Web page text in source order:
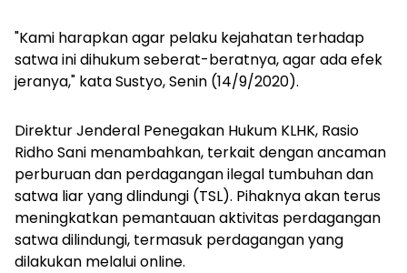
"Kami harapkan agar pelaku kejahatan terhadap
satwa ini dihukum seberat-beratnya, agar ada efek
jeranya," kata Sustyo, Senin (14/9/2020).
Direktur Jenderal Penegakan Hukum KLHK, Rasio
Ridho Sani menambahkan, terkait dengan ancaman
perburuan dan perdagangan ilegal tumbuhan dan
satwa liar yang dlindungi (TSL). Pihaknya akan terus
meningkatkan pemantauan aktivitas perdagangan
satwa dilindungi, termasuk perdagangan yang
dilakukan melalui online.